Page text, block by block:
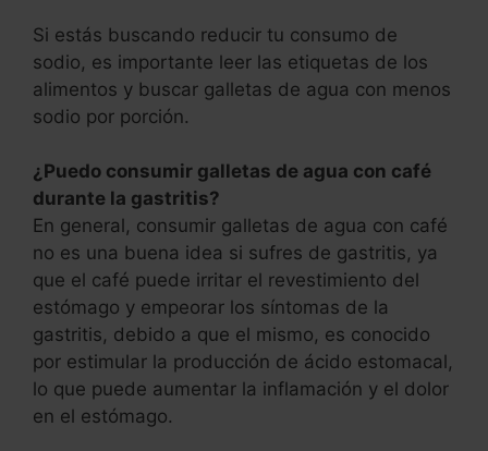
Si estás buscando reducir tu consumo de
sodio, es importante leer las etiquetas de los
alimentos y buscar galletas de agua con menos
sodio por porción.
¿Puedo consumir galletas de agua con café
durante la gastritis?
En general, consumir galletas de agua con café
no es una buena idea si sufres de gastritis, ya
que el café puede irritar el revestimiento del
estómago y empeorar los síntomas de la
gastritis, debido a que el mismo, es conocido
por estimular la producción de ácido estomacal,
lo que puede aumentar la inflamación y el dolor
en el estómago.